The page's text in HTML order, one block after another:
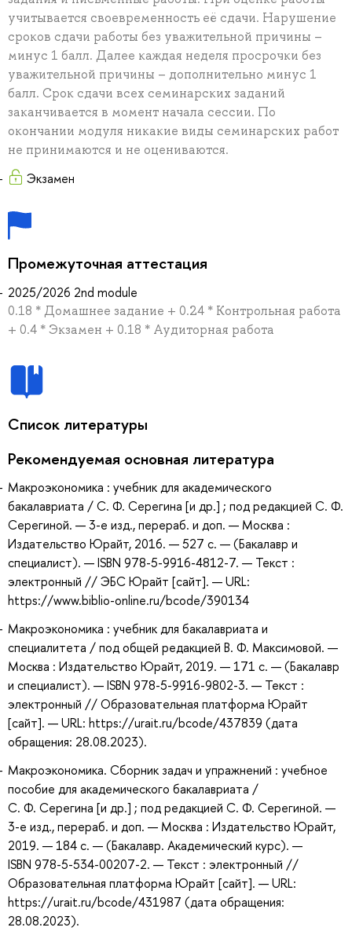
учитывается своевременность её сдачи. Нарушение
сроков сдачи работы без уважительной причины –
минус 1 балл. Далее каждая неделя просрочки без
уважительной причины – дополнительно минус 1
балл. Срок сдачи всех семинарских заданий
заканчивается в момент начала сессии. По
окончании модуля никакие виды семинарских работ
не принимаются и не оцениваются.
Экзамен
Промежуточная аттестация
2025/2026 2nd module
0.18 * Домашнее задание + 0.24 * Контрольная работа
+ 0.4 * Экзамен + 0.18 * Аудиторная работа
Список литературы
Рекомендуемая основная литература
Макроэкономика : учебник для академического
бакалавриата / С. Ф. Серегина [и др.] ; под редакцией С. Ф.
Серегиной. — 3-е изд., перераб. и доп. — Москва :
Издательство Юрайт, 2016. — 527 с. — (Бакалавр и
специалист). — ISBN 978-5-9916-4812-7. — Текст :
электронный // ЭБС Юрайт [сайт]. — URL:
https://www.biblio-online.ru/bcode/390134
Макроэкономика : учебник для бакалавриата и
специалитета / под общей редакцией В. Ф. Максимовой. —
Москва : Издательство Юрайт, 2019. — 171 с. — (Бакалавр
и специалист). — ISBN 978-5-9916-9802-3. — Текст :
электронный // Образовательная платформа Юрайт
[сайт]. — URL: https://urait.ru/bcode/437839 (дата
обращения: 28.08.2023).
Макроэкономика. Сборник задач и упражнений : учебное
пособие для академического бакалавриата /
С. Ф. Серегина [и др.] ; под редакцией С. Ф. Серегиной. —
3-е изд., перераб. и доп. — Москва : Издательство Юрайт,
2019. — 184 с. — (Бакалавр. Академический курс). —
ISBN 978-5-534-00207-2. — Текст : электронный //
Образовательная платформа Юрайт [сайт]. — URL:
https://urait.ru/bcode/431987 (дата обращения:
28.08.2023).